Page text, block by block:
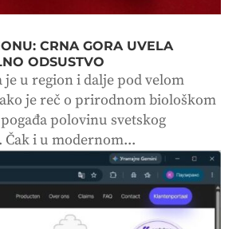
CRNA GORA UVELA
ODSUSTVO
u region i dalje pod velom
je reč o prirodnom biološkom
polovinu svetskog
Čak i u modernom...